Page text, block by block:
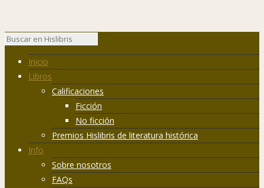
Inicio
Libros
Calificaciones
Ficción
No ficción
Premios Hislibris de literatura histórica
Info
Sobre nosotros
FAQs